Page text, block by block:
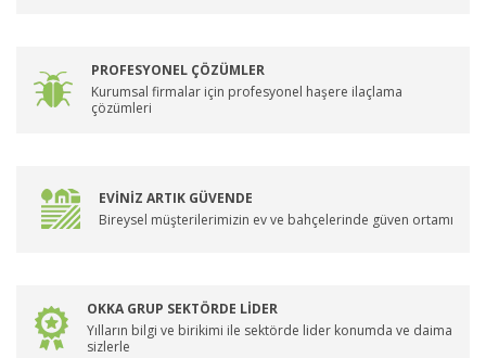
PROFESYONEL ÇÖZÜMLER
Kurumsal firmalar için profesyonel haşere ilaçlama
çözümleri
EVİNİZ ARTIK GÜVENDE
Bireysel müşterilerimizin ev ve bahçelerinde güven ortamı
OKKA GRUP SEKTÖRDE LİDER
Yılların bilgi ve birikimi ile sektörde lider konumda ve daima
sizlerle